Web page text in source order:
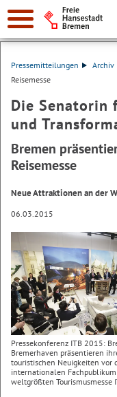
Suche:
Pressemitteilungen Archiv
Reisemesse
Die Senatorin
und
Bremen
Reisemesse
Neue Attraktionen an der
06.03.2015
Pressekonferenz ITB 2015:
Bremerhaven präsentieren
touristischen Neuigkeiten vor
internationalen
weltgrößten Tourismusmesse